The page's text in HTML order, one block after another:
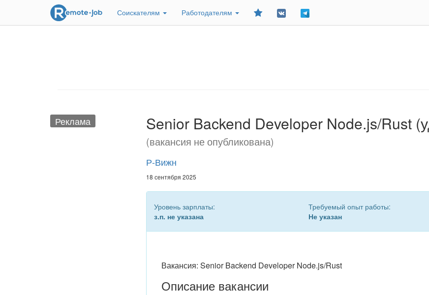
Соискателям Работодателям
Добавить
Реклама Senior Backend Developer Node.js/Rust
(вакансия не опубликована)
Р-Вижн
18 сентября 2025
Уровень зарплаты:
з.п. не указана
Требуемый опыт работы:
Не указан
Вакансия: Senior Backend Developer Node.js/Rust
Описание вакансии